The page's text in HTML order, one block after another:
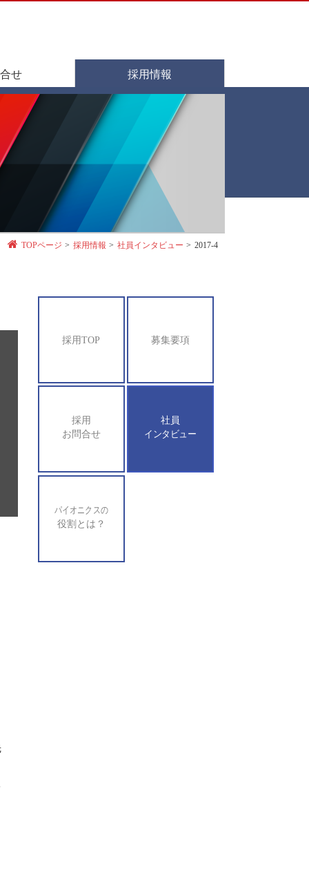
せ 採用情報
TOPページ 採用情報 社員インタビュー 2017-4
採用TOP 募集要項
採用
お問合せ
社員
インタビュー
パイオニクスの
役割とは？